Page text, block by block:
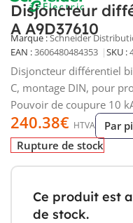
Disjoncteur
A A9D37610
Marque :Schneider
EAN :3606480484353 SKU :
Disjoncteur différentiel
C, montage DIN, pour
Pouvoir de coupure 10
240.38€ HTVA Par
Rupture de stock
Ce produit est
de stock.